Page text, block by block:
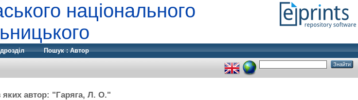
національного
Пошук : Автор
автор: "Гаряга, Л. О."